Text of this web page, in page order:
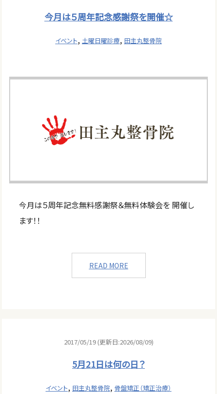
今月は５周年記念感謝祭を開催☆
イベント, 土曜日曜診療, 田主丸整骨院
今月は５周年記念無料感謝祭＆無料体験会を 開催し
ます！！
READ MORE
2017/05/19 (更新日:2026/08/09)
5月21日は何の日？
イベント, 田主丸整骨院, 骨盤矯正（矯正治療）